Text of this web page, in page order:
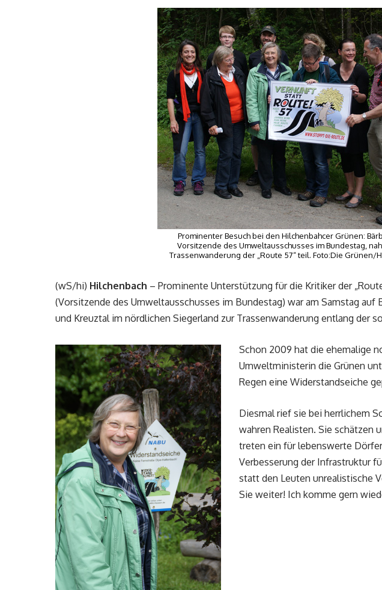
Prominenter Besuch bei den Hilchenbahcer Grünen:
Vorsitzende des Umweltausschusses im Bundestag,
Trassenwanderung der „Route 57“ teil. Foto:Die Grünen/
(wS/hi) Hilchenbach – Prominente Unterstützung für die Kritiker der
(Vorsitzende des Umweltausschusses im Bundestag) war am Samstag auf
und Kreuztal im nördlichen Siegerland zur Trassenwanderung entlang der
Schon 2009 hat die ehemalige
Umweltministerin die Grünen
Regen eine Widerstandseiche
Diesmal rief sie bei herrlichem
wahren Realisten. Sie schätzen
treten ein für lebenswerte
Verbesserung der Infrastruktur
statt den Leuten unrealistische
Sie weiter! Ich komme gern